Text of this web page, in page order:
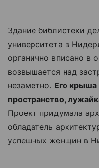
Здание библиотеки
университета в
органично вписано в
возвышается над
незаметно. Его крыша
пространство,
Проект придумала
обладатель
успешных женщин в